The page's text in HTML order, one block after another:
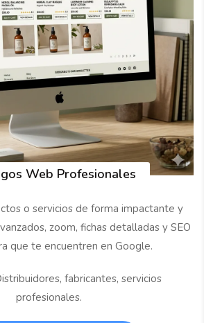
Web Profesionales
o servicios de forma impactante y
zoom, fichas detalladas y SEO
que te encuentren en Google.
fabricantes, servicios
profesionales.